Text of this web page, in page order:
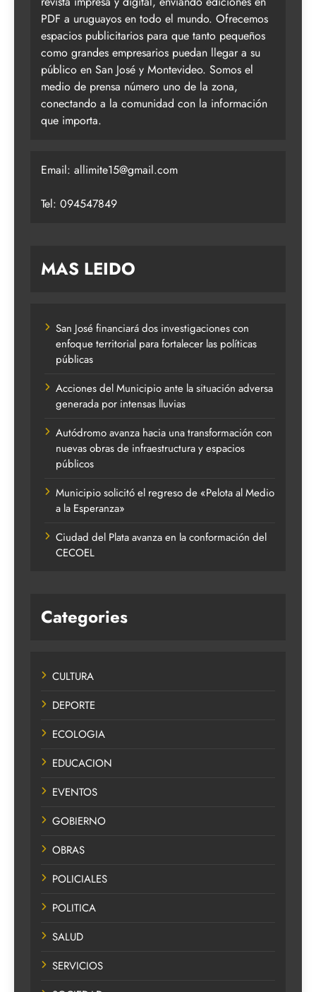
PDF a uruguayos en todo el mundo. Ofrecemos
espacios publicitarios para que tanto pequeños
como grandes empresarios puedan llegar a su
público en San José y Montevideo. Somos el
medio de prensa número uno de la zona,
conectando a la comunidad con la información
que importa.
Email: allimite15@gmail.com
Tel: 094547849
MAS LEIDO
San José financiará dos investigaciones con
enfoque territorial para fortalecer las políticas
públicas
Acciones del Municipio ante la situación adversa
generada por intensas lluvias
Autódromo avanza hacia una transformación con
nuevas obras de infraestructura y espacios
públicos
Municipio solicitó el regreso de «Pelota al Medio
a la Esperanza»
Ciudad del Plata avanza en la conformación del
CECOEL
Categories
CULTURA
DEPORTE
ECOLOGIA
EDUCACION
EVENTOS
GOBIERNO
OBRAS
POLICIALES
POLITICA
SALUD
SERVICIOS